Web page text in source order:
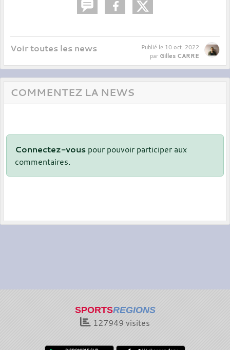
Voir toutes les news Publié le 10 oct. 2022
par Gilles CARRE
COMMENTEZ LA NEWS
Connectez-vous pour pouvoir participer aux
commentaires.
SPORTSREGIONS
127949 visites